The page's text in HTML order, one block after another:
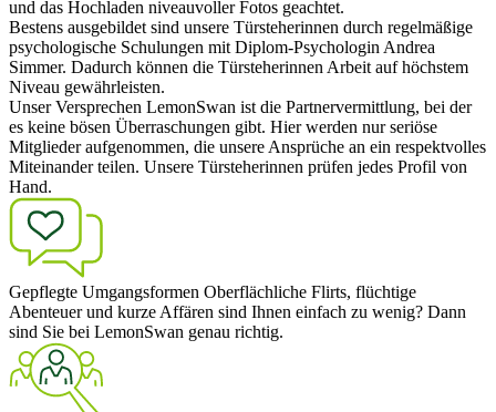
und das Hochladen niveauvoller Fotos geachtet.
Bestens ausgebildet sind unsere Türsteherinnen durch regelmäßige
psychologische Schulungen mit Diplom-Psychologin Andrea
Simmer. Dadurch können die Türsteherinnen Arbeit auf höchstem
Niveau gewährleisten.
Unser Versprechen LemonSwan ist die Partnervermittlung, bei der
es keine bösen Überraschungen gibt. Hier werden nur seriöse
Mitglieder aufgenommen, die unsere Ansprüche an ein respektvolles
Miteinander teilen. Unsere Türsteherinnen prüfen jedes Profil von
Hand.
Gepflegte Umgangsformen Oberflächliche Flirts, flüchtige
Abenteuer und kurze Affären sind Ihnen einfach zu wenig? Dann
sind Sie bei LemonSwan genau richtig.